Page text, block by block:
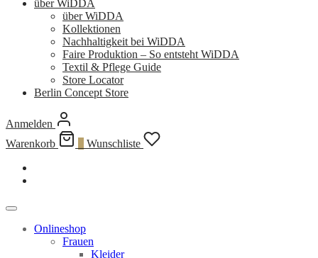
über WiDDA
über WiDDA
Kollektionen
Nachhaltigkeit bei WiDDA
Faire Produktion – So entsteht WiDDA
Textil & Pflege Guide
Store Locator
Berlin Concept Store
Anmelden
Warenkorb
Wunschliste
Onlineshop
Frauen
Kleider